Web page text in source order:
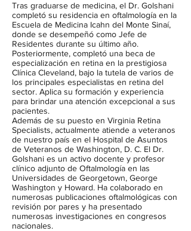
Tras graduarse de medicina, el Dr. Golshani
completó su residencia en oftalmología en la
Escuela de Medicina Icahn del Monte Sinaí,
donde se desempeñó como Jefe de
Residentes durante su último año.
Posteriormente, completó una beca de
especialización en retina en la prestigiosa
Clínica Cleveland, bajo la tutela de varios de
los principales especialistas en retina del
sector. Aplica su formación y experiencia
para brindar una atención excepcional a sus
pacientes.
Además de su puesto en Virginia Retina
Specialists, actualmente atiende a veteranos
de nuestro país en el Hospital de Asuntos
de Veteranos de Washington, D. C. El Dr.
Golshani es un activo docente y profesor
clínico adjunto de Oftalmología en las
Universidades de Georgetown, George
Washington y Howard. Ha colaborado en
numerosas publicaciones oftalmológicas con
revisión por pares y ha presentado
numerosas investigaciones en congresos
nacionales.